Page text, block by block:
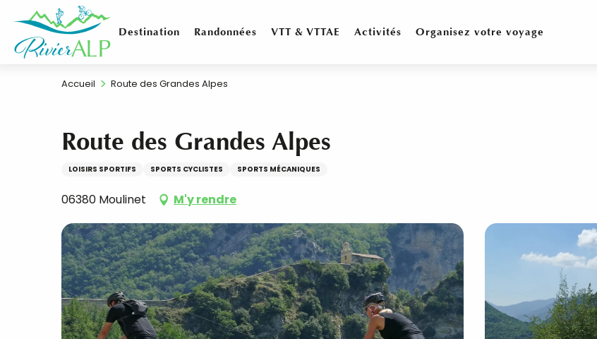
contenu
principal
Destination Randonnées VTT & VTTAE Activités Organisez votre voyage
Accueil Route des Grandes Alpes
Route des Grandes Alpes
LOISIRS SPORTIFS SPORTS CYCLISTES SPORTS MÉCANIQUES
06380 Moulinet M'y rendre